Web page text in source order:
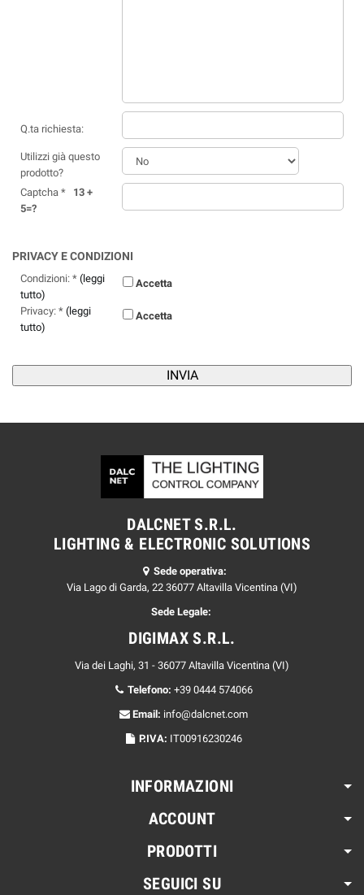
Q.ta richiesta:
Utilizzi già questo
prodotto?
Captcha * 13 +
5=?
PRIVACY E CONDIZIONI
Condizioni: * (leggi
tutto)
Accetta
Privacy: * (leggi
tutto)
Accetta
DALCNET S.R.L.
LIGHTING & ELECTRONIC SOLUTIONS
Sede operativa:
Via Lago di Garda, 22 36077 Altavilla Vicentina (VI)
Sede Legale:
DIGIMAX S.R.L.
Via dei Laghi, 31 - 36077 Altavilla Vicentina (VI)
Telefono: +39 0444 574066
Email: info@dalcnet.com
P.IVA: IT00916230246
INFORMAZIONI
ACCOUNT
PRODOTTI
SEGUICI SU